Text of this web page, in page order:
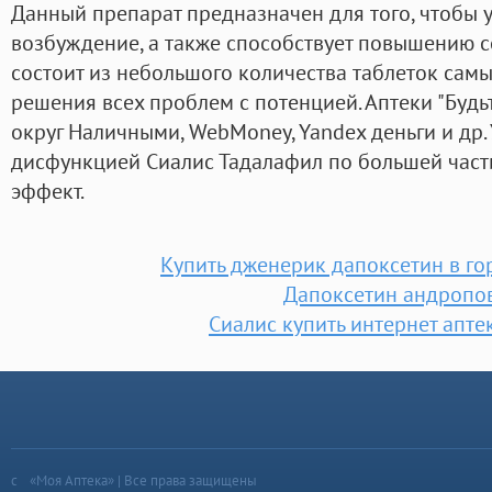
Данный препарат предназначен для того, чтобы
возбуждение, а также способствует повышению
состоит из небольшого количества таблеток
решения всех проблем с потенцией. Аптеки
округ Наличными, WebMoney, Yandex деньги и
дисфункцией Сиалис Тадалафил по большей
эффект.
Купить дженерик дапоксетин в
Дапоксетин
Сиалис купить интернет
«Моя Аптека» | Все права защищены